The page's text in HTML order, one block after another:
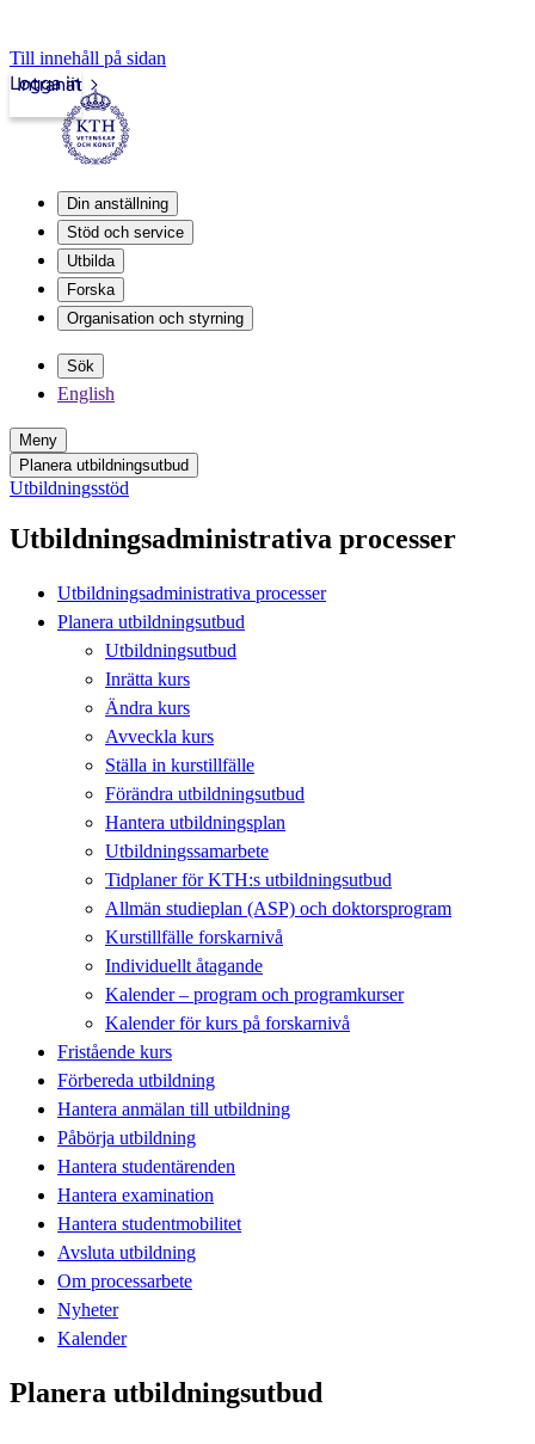
Till innehåll på sidan
Intranät
Logga in
Din anställning
Stöd och service
Utbilda
Forska
Organisation och styrning
Sök
English
Meny
Planera utbildningsutbud
Utbildningsstöd
Utbildningsadministrativa processer
Utbildningsadministrativa processer
Planera utbildningsutbud
Utbildningsutbud
Inrätta kurs
Ändra kurs
Avveckla kurs
Ställa in kurstillfälle
Förändra utbildningsutbud
Hantera utbildningsplan
Utbildningssamarbete
Tidplaner för KTH:s utbildningsutbud
Allmän studieplan (ASP) och doktorsprogram
Kurstillfälle forskarnivå
Individuellt åtagande
Kalender – program och programkurser
Kalender för kurs på forskarnivå
Fristående kurs
Förbereda utbildning
Hantera anmälan till utbildning
Påbörja utbildning
Hantera studentärenden
Hantera examination
Hantera studentmobilitet
Avsluta utbildning
Om processarbete
Nyheter
Kalender
Planera utbildningsutbud